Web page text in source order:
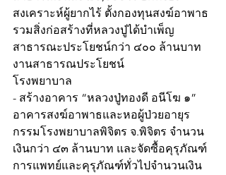
สงเคราะห์ผู้ยากไร้ ตั้งกองทุนสงฆ์อาพาธ
รวมสิ่งก่อสร้างที่หลวงปู่ได้บำเพ็ญ
สาธารณะประโยชน์กว่า ๔๐๐ ล้านบาท
งานสาธารณประโยชน์
โรงพยาบาล
- สร้างอาคาร “หลวงปู่ทองดี อนีโฆ ๑”
อาคารสงฆ์อาพาธและหอผู้ป่วยอายุร
กรรมโรงพยาบาลพิจิตร จ.พิจิตร จำนวน
เงินกว่า ๔๓ ล้านบาท และจัดซื้อคุรุภัณฑ์
การแพทย์และคุรุภัณฑ์ทั่วไปจำนวนเงิน